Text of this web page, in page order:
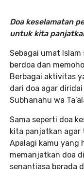
Doa keselamatan
untuk kita
Sebagai umat
berdoa dan
Berbagai aktivitas
dari doa agar
Subhanahu wa
Sama seperti doa
kita panjatkan agar
Apalagi kamu yang
memanjatkan doa
senantiasa berada